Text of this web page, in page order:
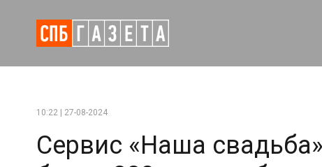
10:22 | 27-08-2024
Сервис «Наша